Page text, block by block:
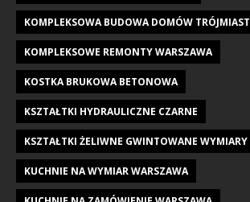
KOMPLEKSOWA BUDOWA DOMÓW
KOMPLEKSOWE REMONTY WARSZAWA
KOSTKA BRUKOWA BETONOWA
KSZTAŁTKI HYDRAULICZNE CZARNE
KSZTAŁTKI ŻELIWNE GWINTOWANE WYMIARY
KUCHNIE NA WYMIAR WARSZAWA